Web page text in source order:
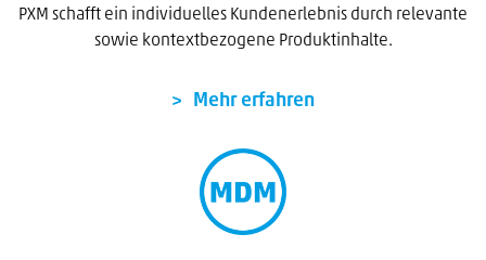
PXM schafft ein individuelles Kundenerlebnis durch relevante
sowie kontextbezogene Produktinhalte.
Mehr erfahren